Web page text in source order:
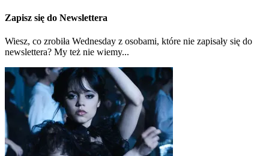
Zapisz się do Newslettera
Wiesz, co zrobiła Wednesday z osobami, które nie zapisały się do
newslettera? My też nie wiemy...